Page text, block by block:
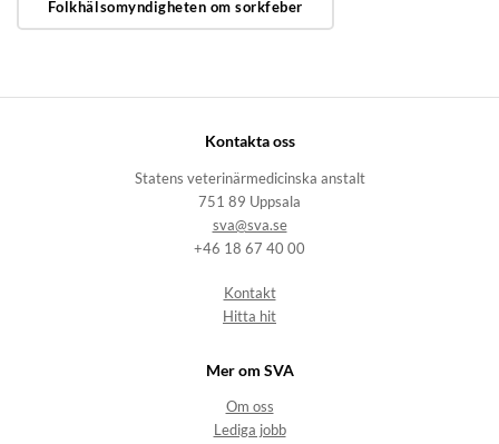
Folkhälsomyndigheten om sorkfeber
Kontakta oss
Statens veterinärmedicinska anstalt
751 89 Uppsala
sva@sva.se
+46 18 67 40 00
Kontakt
Hitta hit
Mer om SVA
Om oss
Lediga jobb